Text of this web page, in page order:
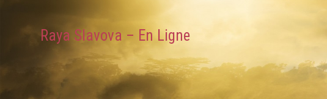
Raya Slavova – En Ligne